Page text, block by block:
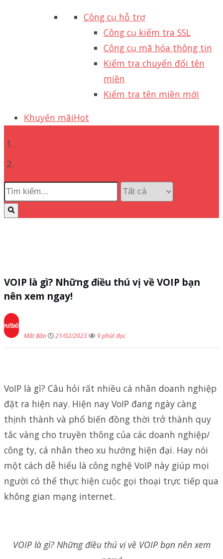
Công cụ hỗ trợ
Công cụ kiểm tra SSL
Công cụ mã hóa thông tin
Kiểm tra chuyển đổi tên
miền
Kiểm tra tên miền mới
Khuyến mãiHot
VOIP là gì? Những điều thú vị về VOIP bạn
nên xem ngay!
Mắt Bão 21/02/2023 9 phút đọc
VoIP là gì? Câu hỏi rất nhiều cá nhân doanh nghiệp
đặt ra hiện nay. Hiện nay VoIP đang ngày càng
thịnh thành và phổ biến đồng thời trở thành quy
tắc vàng cho truyền thông của các doanh nghiệp/
công ty, cá nhân theo xu hướng hiện đại. Hay nói
một cách dễ hiểu là công nghệ VoIP này giúp mọi
người có thể thực hiện cuộc gọi thoại trực tiếp qua
không gian mạng internet.
VOIP là gì? Những điều thú vị về VOIP bạn nên xem